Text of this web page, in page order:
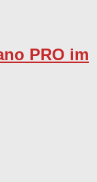
PRO im